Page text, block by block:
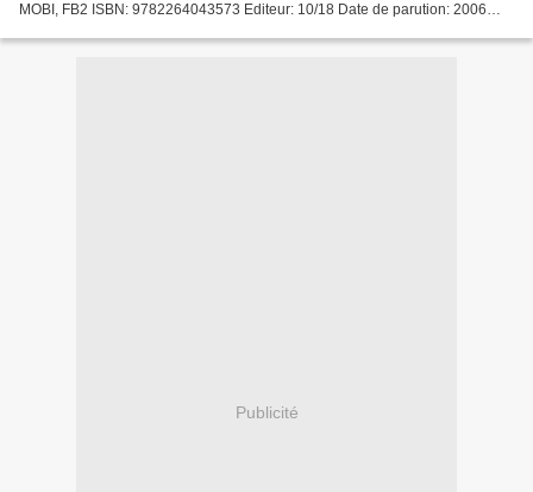
MOBI, FB2 ISBN: 9782264043573 Editeur: 10/18 Date de parution: 2006
Publicité